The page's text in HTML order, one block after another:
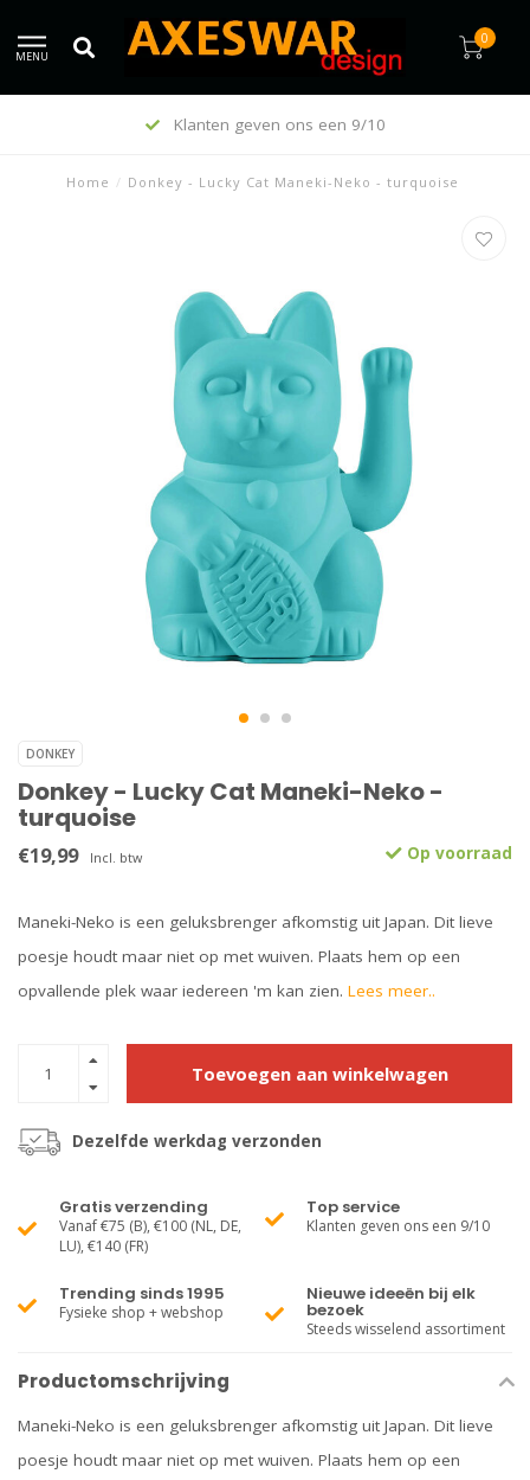
MENU
0
Klanten geven ons een 9/10
Home / Donkey - Lucky Cat Maneki-Neko - turquoise
DONKEY
Donkey - Lucky Cat Maneki-Neko -
turquoise
€19,99 Incl. btw Op voorraad
Maneki-Neko is een geluksbrenger afkomstig uit Japan. Dit lieve
poesje houdt maar niet op met wuiven. Plaats hem op een
opvallende plek waar iedereen 'm kan zien. Lees meer..
Toevoegen aan winkelwagen
Dezelfde werkdag verzonden
Gratis verzending
Vanaf €75 (B), €100 (NL, DE,
LU), €140 (FR)
Top service
Klanten geven ons een 9/10
Trending sinds 1995
Fysieke shop + webshop
Nieuwe ideeën bij elk
bezoek
Steeds wisselend assortiment
Productomschrijving
Maneki-Neko is een geluksbrenger afkomstig uit Japan. Dit lieve
poesje houdt maar niet op met wuiven. Plaats hem op een